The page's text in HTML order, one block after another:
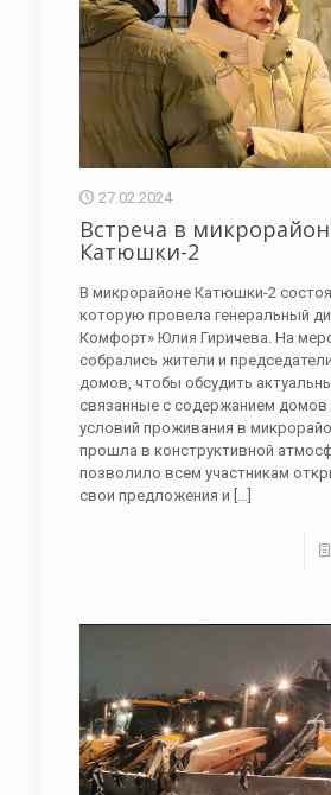
27.02.2024
Встреча в
Катюшки-2
В микрорайоне Катюшки-2
которую провела генеральный
Комфорт» Юлия Гиричева. На
собрались жители и
домов, чтобы обсудить
связанные с содержанием домов
условий проживания в
прошла в конструктивной
позволило всем участникам
свои предложения и […]